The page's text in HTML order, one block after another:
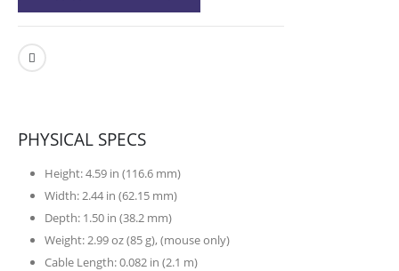
PHYSICAL SPECS
Height: 4.59 in (116.6 mm)
Width: 2.44 in (62.15 mm)
Depth: 1.50 in (38.2 mm)
Weight: 2.99 oz (85 g), (mouse only)
Cable Length: 0.082 in (2.1 m)